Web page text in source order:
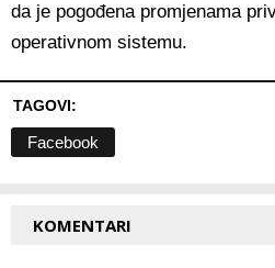
da je pogođena promjenama
operativnom sistemu.
TAGOVI:
Facebook
KOMENTARI